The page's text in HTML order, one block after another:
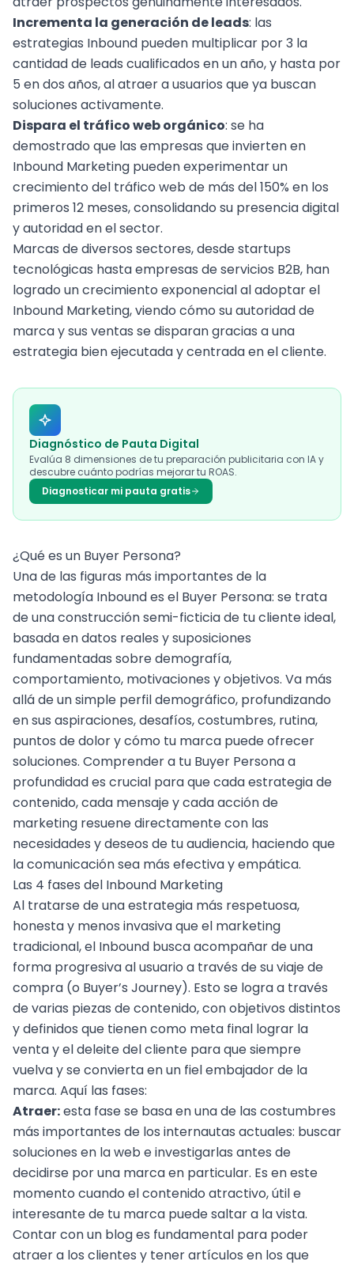
Incrementa la generación de leads: las
estrategias Inbound pueden multiplicar por 3 la
cantidad de leads cualificados en un año, y hasta por
5 en dos años, al atraer a usuarios que ya buscan
soluciones activamente.
Dispara el tráfico web orgánico: se ha
demostrado que las empresas que invierten en
Inbound Marketing pueden experimentar un
crecimiento del tráfico web de más del 150% en los
primeros 12 meses, consolidando su presencia digital
y autoridad en el sector.
Marcas de diversos sectores, desde startups
tecnológicas hasta empresas de servicios B2B, han
logrado un crecimiento exponencial al adoptar el
Inbound Marketing, viendo cómo su autoridad de
marca y sus ventas se disparan gracias a una
estrategia bien ejecutada y centrada en el cliente.
Diagnóstico de Pauta Digital
Evalúa 8 dimensiones de tu preparación publicitaria con IA y
descubre cuánto podrías mejorar tu ROAS.
Diagnosticar mi pauta gratis
¿Qué es un Buyer Persona?
Una de las figuras más importantes de la
metodología Inbound es el Buyer Persona: se trata
de una construcción semi-ficticia de tu cliente ideal,
basada en datos reales y suposiciones
fundamentadas sobre demografía,
comportamiento, motivaciones y objetivos. Va más
allá de un simple perfil demográfico, profundizando
en sus aspiraciones, desafíos, costumbres, rutina,
puntos de dolor y cómo tu marca puede ofrecer
soluciones. Comprender a tu Buyer Persona a
profundidad es crucial para que cada estrategia de
contenido, cada mensaje y cada acción de
marketing resuene directamente con las
necesidades y deseos de tu audiencia, haciendo que
la comunicación sea más efectiva y empática.
Las 4 fases del Inbound Marketing
Al tratarse de una estrategia más respetuosa,
honesta y menos invasiva que el marketing
tradicional, el Inbound busca acompañar de una
forma progresiva al usuario a través de su viaje de
compra (o Buyer’s Journey). Esto se logra a través
de varias piezas de contenido, con objetivos distintos
y definidos que tienen como meta final lograr la
venta y el deleite del cliente para que siempre
vuelva y se convierta en un fiel embajador de la
marca. Aquí las fases:
Atraer:esta fase se basa en una de las costumbres
más importantes de los internautas actuales: buscar
soluciones en la web e investigarlas antes de
decidirse por una marca en particular. Es en este
momento cuando el contenido atractivo, útil e
interesante de tu marca puede saltar a la vista.
Contar con un blog es fundamental para poder
atraer a los clientes y tener artículos en los que